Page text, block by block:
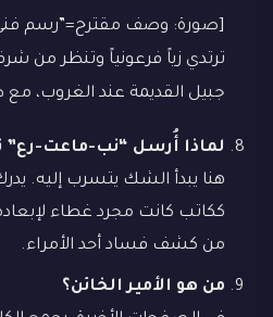
[صورة: وصف مقترح=”رسم
ترتدي زياً فرعونياً وتنظر من
جبيل القديمة عند الغروب، مع
لماذا أُرسل “نب-ماعت-رع”
هنا يبدأ الشك يتسرب إليه.
ككاتب كانت مجرد غطاء
من كشف فساد أحد الأمراء.
من هو الأمير الخائن؟